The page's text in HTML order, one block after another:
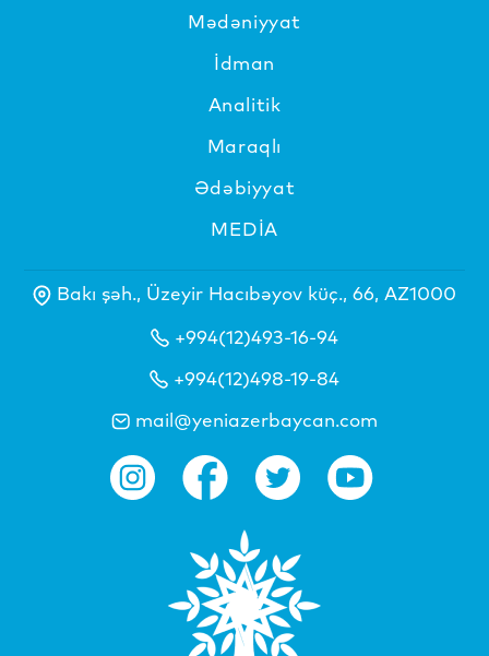
Mədəniyyat
İdman
Analitik
Maraqlı
Ədəbiyyat
MEDİA
Bakı şəh., Üzeyir Hacıbəyov küç., 66, AZ1000
+994(12)493-16-94
+994(12)498-19-84
mail@yeniazerbaycan.com